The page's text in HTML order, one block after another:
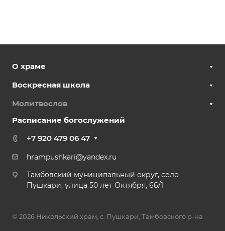
О храме
Воскресная школа
Молитвослов
Расписание богослужений
+7 920 479 06 47
hrampushkari@yandex.ru
Тамбовский муниципальный округ, село
Пушкари, улица 50 лет Октября, 66/1
© 2026 Никольский храм, с. Пушкари, Тамбовского р-на